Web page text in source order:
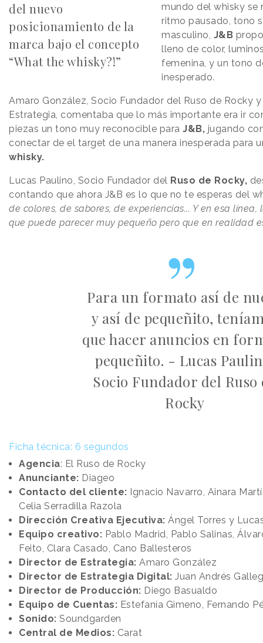
del nuevo
posicionamiento de la
marca bajo el concepto
“What the whisky?!”
mundo del whisky se
ritmo pausado, tono
masculino, J&B
lleno de color,
femenina, y un tono
inesperado.
Amaro González, Socio Fundador del Ruso de Rocky
Estrategia, comentaba que lo más importante era ir
piezas un tono muy reconocible para J&B, jugando
conectar de el target de una manera inesperada para
whisky.
Lucas Paulino, Socio Fundador del Ruso de Rocky,
contando que ahora J&B es lo que no te esperas del
de colores, de sabores, de experiencias... Y en esa
que puede parecer muy pequeño pero que en realidad
Para un formato así de
y así de pequeñito,
que hacer anuncios en
pequeñito. - Lucas
Socio Fundador del Ruso
Rocky
Ficha técnica: 6 segundos
Agencia: El Ruso de Rocky
Anunciante: Diageo
Contacto del cliente: Ignacio Navarro, Ainara
Celia Serradilla Razola
Dirección Creativa Ejecutiva: Ángel Torres y
Equipo creativo: Pablo Madrid, Pablo Salinas,
Feito, Clara Casado, Cano Ballesteros
Director de Estrategia: Amaro González
Director de Estrategia Digital: Juan Andrés
Director de Producción: Diego Basualdo
Equipo de Cuentas: Estefanía Gimeno, Fernando
Sonido: Soundgarden
Central de Medios: Carat